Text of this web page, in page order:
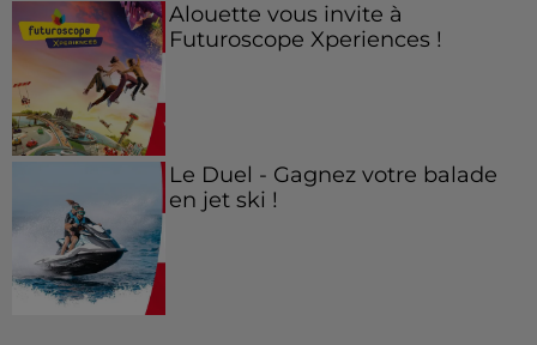
Alouette vous invite à
Futuroscope Xperiences !
Le Duel - Gagnez votre balade
en jet ski !